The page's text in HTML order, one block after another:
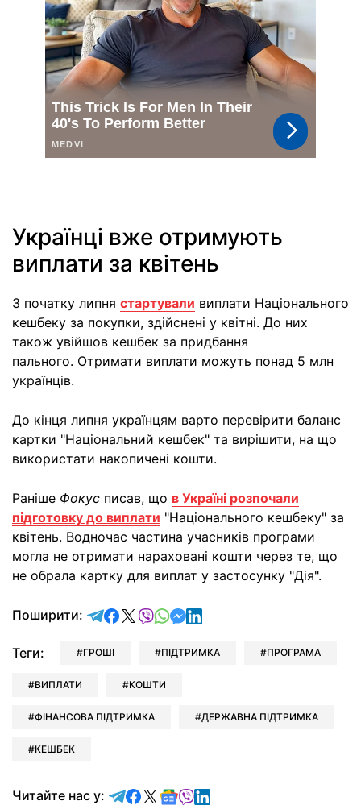
Українці вже отримують
виплати за квітень
З початку липня стартували виплати Національного
кешбеку за покупки, здійснені у квітні. До них
також увійшов кешбек за придбання
пального. Отримати виплати можуть понад 5 млн
українців.
До кінця липня українцям варто перевірити баланс
картки "Національний кешбек" та вирішити, на що
використати накопичені кошти.
Раніше Фокус писав, що в Україні розпочали
підготовку до виплати "Національного кешбеку" за
квітень. Водночас частина учасників програми
могла не отримати нараховані кошти через те, що
не обрала картку для виплат у застосунку "Дія".
Поширити: відправити у Telegram
поділитись у Facebook
поділитись у X
відправити у Viber
відправити у Whatsapp
відправити у Messenger
відправити у LinkedIn
Теги: ГРОШІ ПІДТРИМКА ПРОГРАМА
ВИПЛАТИ КОШТИ
ФІНАНСОВА ПІДТРИМКА ДЕРЖАВНА ПІДТРИМКА
КЕШБЕК
Читайте нас у: Читайте у Telegram
Читайте у Facebook
Читайте у X
Читайте у Google news
Читайте у Viber
Читайте у LinkedIn